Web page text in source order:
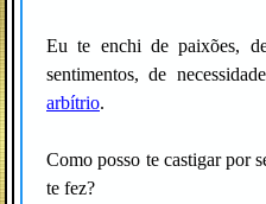
Eu te enchi de paixões,
sentimentos, de
arbítrio.
Como posso te castigar por
te fez?